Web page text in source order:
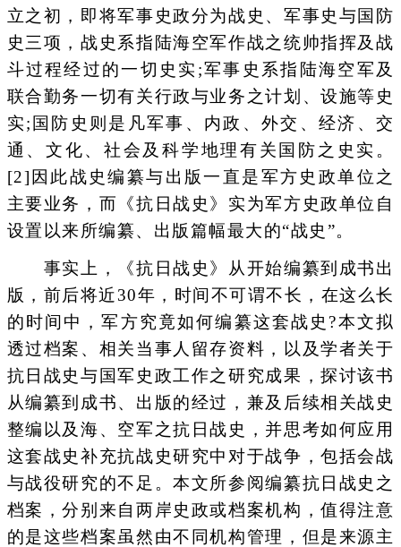
立之初，即将军事史政分为战史、军事史与国防
史三项，战史系指陆海空军作战之统帅指挥及战
斗过程经过的一切史实;军事史系指陆海空军及
联合勤务一切有关行政与业务之计划、设施等史
实;国防史则是凡军事、内政、外交、经济、交
通、文化、社会及科学地理有关国防之史实。
[2]因此战史编纂与出版一直是军方史政单位之
主要业务，而《抗日战史》实为军方史政单位自
设置以来所编纂、出版篇幅最大的“战史”。
事实上，《抗日战史》从开始编纂到成书出
版，前后将近30年，时间不可谓不长，在这么长
的时间中，军方究竟如何编纂这套战史?本文拟
透过档案、相关当事人留存资料，以及学者关于
抗日战史与国军史政工作之研究成果，探讨该书
从编纂到成书、出版的经过，兼及后续相关战史
整编以及海、空军之抗日战史，并思考如何应用
这套战史补充抗战史研究中对于战争，包括会战
与战役研究的不足。本文所参阅编纂抗日战史之
档案，分别来自两岸史政或档案机构，值得注意
的是这些档案虽然由不同机构管理，但是来源主